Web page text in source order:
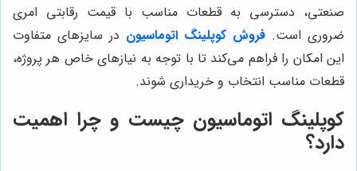
صنعتی، دسترسی به قطعات مناسب با قیمت رقابتی امری
ضروری است. فروش کوپلینگ اتوماسیون در سایزهای متفاوت
این امکان را فراهم می‌کند تا با توجه به نیازهای خاص هر پروژه،
قطعات مناسب انتخاب و خریداری شوند.
کوپلینگ اتوماسیون چیست و چرا اهمیت
دارد؟